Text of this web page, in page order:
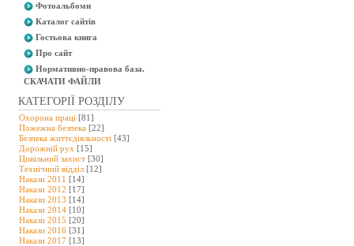
Фотоальбоми
Каталог сайтів
Гостьова книга
Про сайт
Нормативно-правова база.
СКАЧАТИ ФАЙЛИ
КАТЕГОРІЇ РОЗДІЛУ
Охорона праці [81]
Пожежна безпека [22]
Безпека життєдіяльності [43]
Дорожній рух [15]
Цивільний захист [30]
Технічний відділ [12]
Накази 2011 [14]
Накази 2012 [17]
Накази 2013 [14]
Накази 2014 [10]
Накази 2015 [20]
Накази 2016 [31]
Накази 2017 [13]